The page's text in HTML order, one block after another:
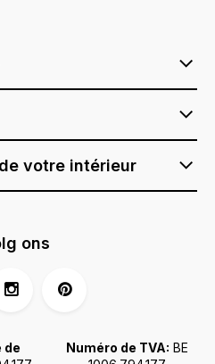
votre intérieur
de
Numéro de TVA: BE
ons